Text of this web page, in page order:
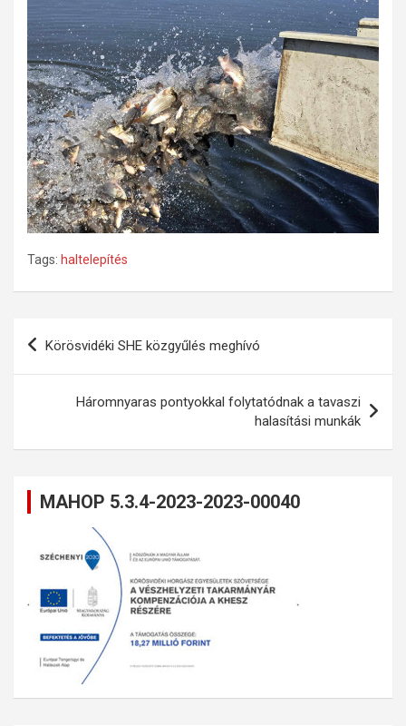
Tags: haltelepítés
Bejegyzés
Körösvidéki SHE közgyűlés meghívó
Háromnyaras pontyokkal folytatódnak a tavaszi
halasítási munkák
MAHOP 5.3.4-2023-2023-00040